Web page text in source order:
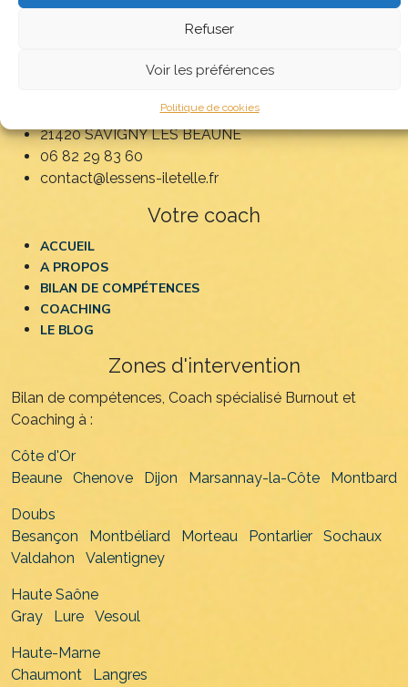
Refuser
Voir les préférences
Politique de cookies
21, allée des Tilleuls
21420 SAVIGNY LES BEAUNE
06 82 29 83 60
contact@lessens-iletelle.fr
Votre coach
ACCUEIL
A PROPOS
BILAN DE COMPÉTENCES
COACHING
LE BLOG
Zones d'intervention
Bilan de compétences, Coach spécialisé Burnout et
Coaching à :
Côte d'Or
Beaune
Chenove Dijon Marsannay-la-Côte Montbard
Doubs
Besançon
Montbéliard Morteau Pontarlier
Sochaux
Valdahon
Valentigney
Haute Saône
Gray
Lure Vesoul
Haute-Marne
Chaumont
Langres